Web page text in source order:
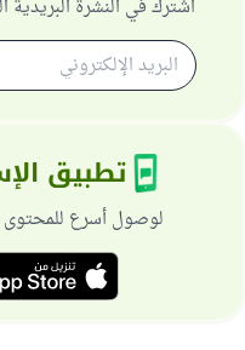
اشترك في النشرة
تطبيق
لوصول أسرع للمحتوى